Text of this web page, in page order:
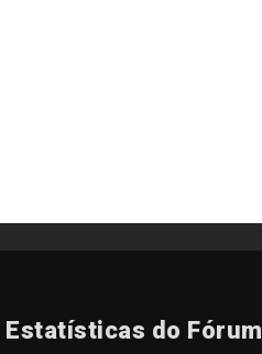
Estatísticas do Fórum